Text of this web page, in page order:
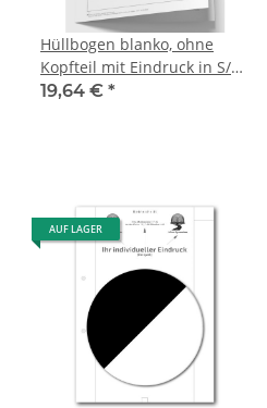
Hüllbogen blanko, ohne
Kopfteil mit Eindruck in S/W,
1 Pack zu 100 Blatt
19,64 € *
AUF LAGER